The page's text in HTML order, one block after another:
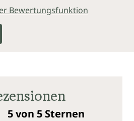
Bewertungsfunktion
5 von 5 Sternen